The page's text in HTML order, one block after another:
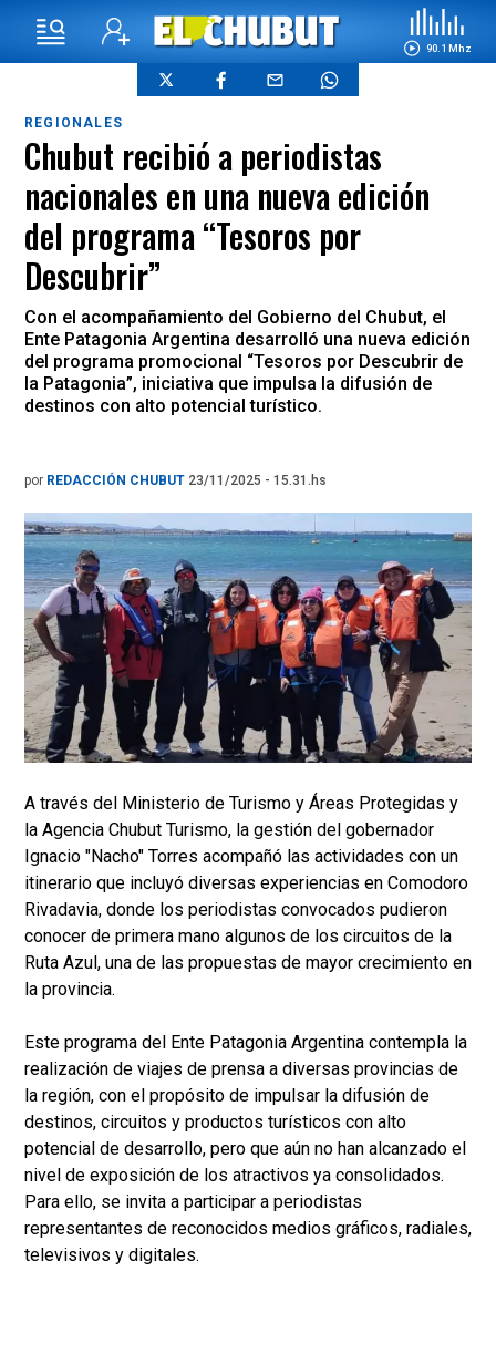
90.1 Mhz
REGIONALES
Chubut recibió a periodistas
nacionales en una nueva edición
del programa “Tesoros por
Descubrir”
Con el acompañamiento del Gobierno del Chubut, el
Ente Patagonia Argentina desarrolló una nueva edición
del programa promocional “Tesoros por Descubrir de
la Patagonia”, iniciativa que impulsa la difusión de
destinos con alto potencial turístico.
por REDACCIÓN CHUBUT 23/11/2025 - 15.31.hs
A través del Ministerio de Turismo y Áreas Protegidas y
la Agencia Chubut Turismo, la gestión del gobernador
Ignacio "Nacho" Torres acompañó las actividades con un
itinerario que incluyó diversas experiencias en Comodoro
Rivadavia, donde los periodistas convocados pudieron
conocer de primera mano algunos de los circuitos de la
Ruta Azul, una de las propuestas de mayor crecimiento en
la provincia.
Este programa del Ente Patagonia Argentina contempla la
realización de viajes de prensa a diversas provincias de
la región, con el propósito de impulsar la difusión de
destinos, circuitos y productos turísticos con alto
potencial de desarrollo, pero que aún no han alcanzado el
nivel de exposición de los atractivos ya consolidados.
Para ello, se invita a participar a periodistas
representantes de reconocidos medios gráficos, radiales,
televisivos y digitales.